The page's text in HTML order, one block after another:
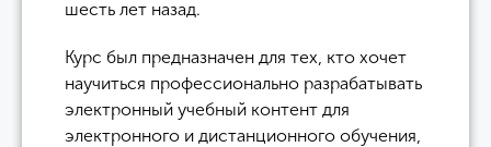
шесть лет назад.
Курс был предназначен для тех, кто хочет
научиться профессионально разрабатывать
электронный учебный контент для
электронного и дистанционного обучения,